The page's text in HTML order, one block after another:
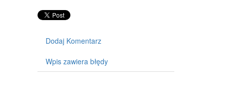
SPRZĘT
Dodaj Komentarz
Wpis zawiera błędy